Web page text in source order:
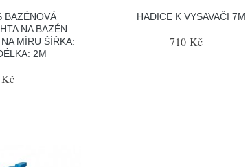
BAZÉNOVÁ
NA BAZÉN
MÍRU ŠÍŘKA:
2M
HADICE K VYSAVAČI 7M
710 Kč